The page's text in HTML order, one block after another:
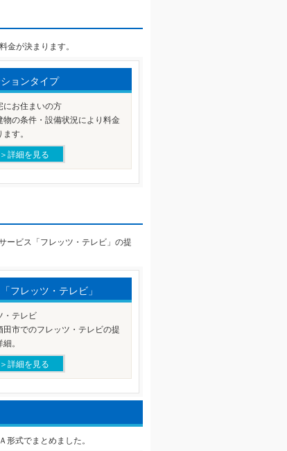
金が決まります。
ョンタイプ
にお住まいの方
物の条件・設備状況により料金
す。
詳細を見る
ービス「フレッツ・テレビ」の提
フレッツ・テレビ」
・テレビ
田市でのフレッツ・テレビの提
。
詳細を見る
形式でまとめました。